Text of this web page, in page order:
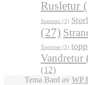
Rusletur
Sommer (3)
(27)
Togreise (3)
Vandretur
(12)
Tema Bard av WP